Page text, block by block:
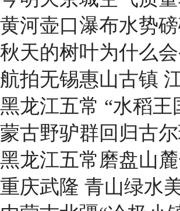
黄河壶口瀑布水势
秋天的树叶为什么会
航拍无锡惠山古镇
黑龙江五常 “水稻
蒙古野驴群回归古
黑龙江五常磨盘山
重庆武隆 青山绿水